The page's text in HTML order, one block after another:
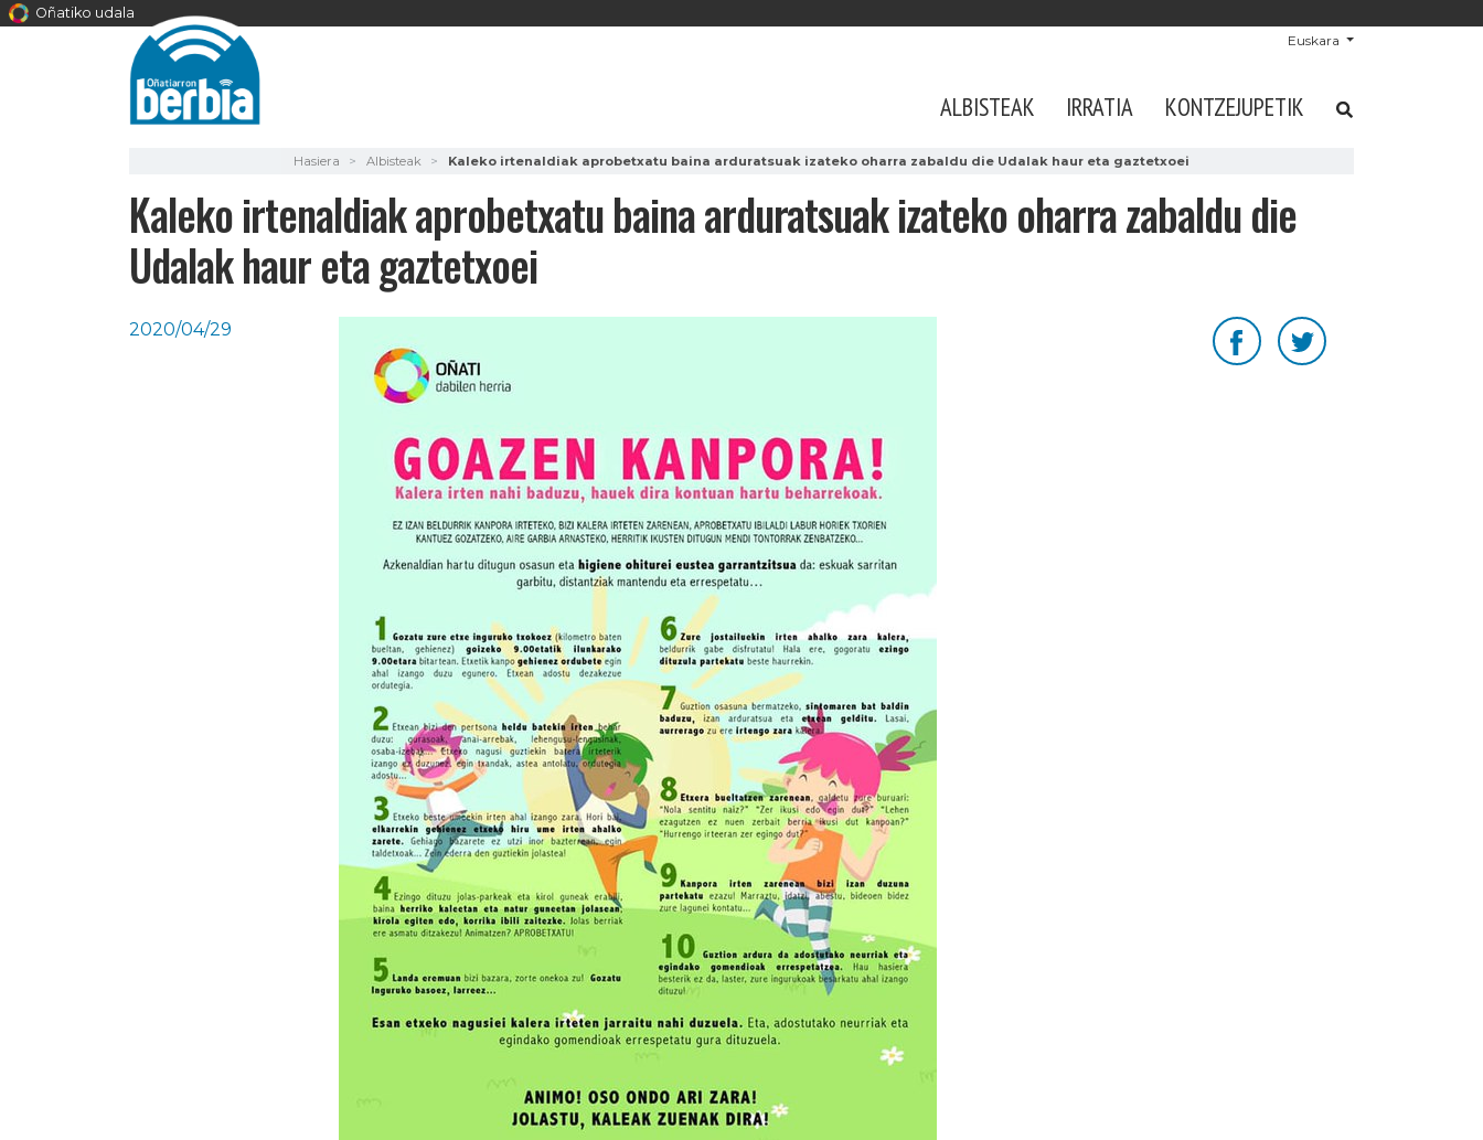
Oñatiko udala
Euskara
ALBISTEAK IRRATIA KONTZEJUPETIK
Hasiera Albisteak Kaleko irtenaldiak aprobetxatu baina arduratsuak izateko oharra zabaldu die Udalak haur eta gaztetxoei
Kaleko irtenaldiak aprobetxatu baina arduratsuak izateko oharra zabaldu die
Udalak haur eta gaztetxoei
2020/04/29